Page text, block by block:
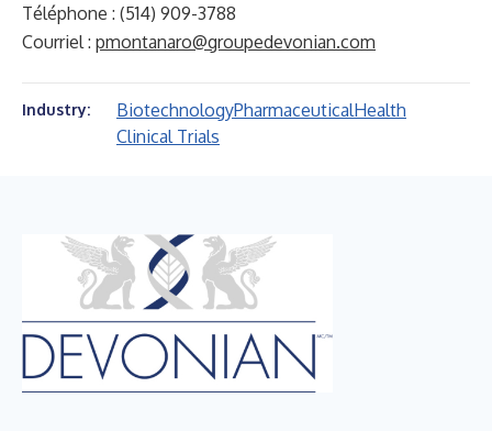
Téléphone : (514) 909-3788
Courriel : pmontanaro@groupedevonian.com
Industry: BiotechnologyPharmaceuticalHealth
Clinical Trials